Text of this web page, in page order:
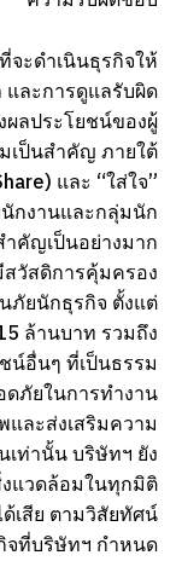
ะดำเนินธุรกิจให้
ละการดูแลรับผิด
ลประโยชน์ของผู้
เป็นสำคัญ ภายใต้
และ “ใส่ใจ”
กงานและกลุ่มนัก
ำคัญเป็นอย่างมาก
สวัสดิการคุ้มครอง
ภัยนักธุรกิจ ตั้งแต่
ล้านบาท รวมถึง
น์อื่นๆ ที่เป็นธรรม
ภัยในการทำงาน
ละส่งเสริมความ
เท่านั้น บริษัทฯ ยัง
แวดล้อมในทุกมิติ
เสีย ตามวิสัยทัศน์
จที่บริษัทฯ กำหนด